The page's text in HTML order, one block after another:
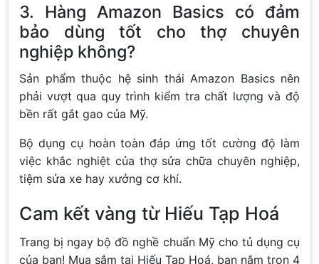
3. Hàng Amazon Basics có đảm
bảo dùng tốt cho thợ chuyên
nghiệp không?
Sản phẩm thuộc hệ sinh thái Amazon Basics nên
phải vượt qua quy trình kiểm tra chất lượng và độ
bền rất gắt gao của Mỹ.
Bộ dụng cụ hoàn toàn đáp ứng tốt cường độ làm
việc khắc nghiệt của thợ sửa chữa chuyên nghiệp,
tiệm sửa xe hay xưởng cơ khí.
Cam kết vàng từ Hiếu Tạp Hoá
Trang bị ngay bộ đồ nghề chuẩn Mỹ cho tủ dụng cụ
của bạn! Mua sắm tại Hiếu Tạp Hoá, bạn nắm trọn 4